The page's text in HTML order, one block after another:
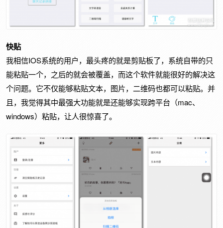
快贴
我相信IOS系统的用户，最头疼的就是剪贴板了，系统自带的只
能粘贴一个，之后的就会被覆盖，而这个软件就能很好的解决这
个问题。它不仅能够粘贴文本，图片，二维码也都可以粘贴。并
且，我觉得其中最强大功能就是还能够实现跨平台（mac、
windows）粘贴，让人很惊喜了。